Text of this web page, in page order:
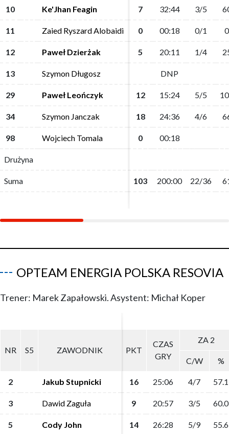
10 Ke'Jhan Feagin 7 32:44 3/5
11 Zaied Ryszard Alobaidi 0 00:18 0/1
12 Paweł Dzierżak 5 20:11 1/4
13 Szymon Długosz DNP
29 Paweł Leończyk 12 15:24 5/5
34 Szymon Janczak 18 24:36 4/6
98 Wojciech Tomala 0 00:18
Drużyna
Suma 103 200:00 22/36
10 Ke'Jhan Feagin 7 32:44 3/5
11 Zaied Ryszard Alobaidi 0 00:18 0/1
12 Paweł Dzierżak 5 20:11 1/4
13 Szymon Długosz DNP
29 Paweł Leończyk 12 15:24 5/5
34 Szymon Janczak 18 24:36 4/6
98 Wojciech Tomala 0 00:18
Drużyna
Suma 103 200:00 22/36
OPTEAM ENERGIA POLSKA RESOVIA
Trener: Marek Zapałowski. Asystent: Michał Koper
NR S5 ZAWODNIK PKT
CZAS
GRY
ZA 2
C/W %
2 Jakub Stupnicki 16 25:06 4/7 57.1
3 Dawid Zaguła 9 20:57 3/5 60.0
5 Cody John 14 26:28 5/9 55.6
NR S5 ZAWODNIK PKT
CZAS
GRY
ZA 2
C/W %
2 Jakub Stupnicki 16 25:06 4/7 57.1
3 Dawid Zaguła 9 20:57 3/5 60.0
5 Cody John 14 26:28 5/9 55.6